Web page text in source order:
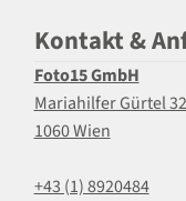
Kontakt &
Foto15 GmbH
Mariahilfer Gürtel 32
1060 Wien
+43 (1) 8920484